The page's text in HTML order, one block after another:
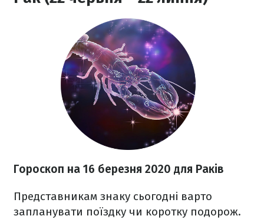
Гороскоп на 16 березня 2020 для Раків
Представникам знаку сьогодні варто
запланувати поїздку чи коротку подорож.